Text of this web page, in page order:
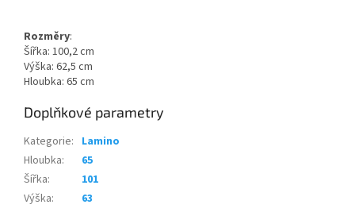
Rozměry:
Šířka: 100,2 cm
Výška: 62,5 cm
Hloubka: 65 cm
Doplňkové parametry
Kategorie: Lamino
Hloubka:
65
Šířka:
101
Výška: 63